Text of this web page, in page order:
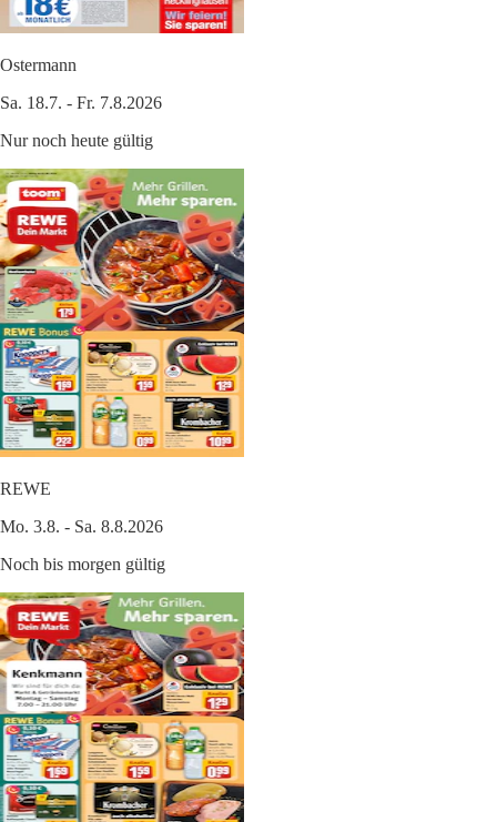
Ostermann
Sa. 18.7. - Fr. 7.8.2026
Nur noch heute gültig
REWE
Mo. 3.8. - Sa. 8.8.2026
Noch bis morgen gültig